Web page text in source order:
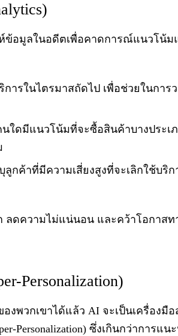
ห์ข้อมูลในอดีตเพื่อคาดการณ์แนวโน้ม
ารในไตรมาสถัดไป เพื่อช่วยในการ
นใดมีแนวโน้มที่จะซื้อสินค้าบางประเ
ลูกค้าที่มีความเสี่ยงสูงที่จะเลิกใช้บริก
ลดความไม่แน่นอน และคว้าโอกาสท
Personalization)
พวกเขาได้แล้ว AI จะเป็นเครื่องมื
Personalization) ซึ่งเกินกว่าการแน